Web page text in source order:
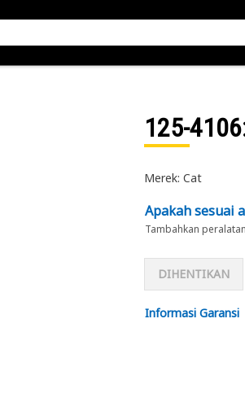
125-4106
Merek: Cat
Apakah sesuai
Tambahkan
DIHENTIKAN
Informasi Garansi